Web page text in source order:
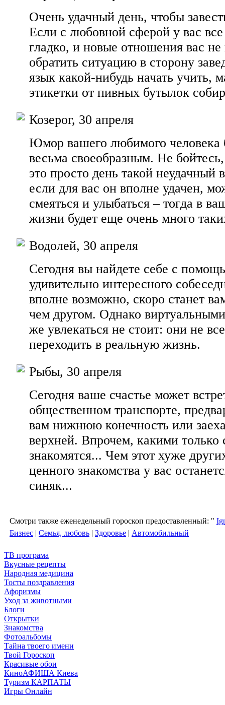
Очень удачный день, чтобы
Если с любовной сферой у вас
гладко, и новые отношения вас
обратить ситуацию в сторону
язык какой-нибудь начать учить,
этикетки от пивных бутылок
Козерог, 30 апреля
Юмор вашего любимого человека
весьма своеобразным. Не
это просто день такой неудачный
если для вас он вполне удачен,
смеяться и улыбаться – тогда в
жизни будет еще очень много
Водолей, 30 апреля
Сегодня вы найдете себе с
удивительно интересного
вполне возможно, скоро станет
чем другом. Однако
же увлекаться не стоит: они не
переходить в реальную жизнь.
Рыбы, 30 апреля
Сегодня ваше счастье может
общественном транспорте,
вам нижнюю конечность или
верхней. Впрочем, какими
знакомятся... Чем этот хуже
ценного знакомства у вас
синяк...
Смотри также еженедельный гороскоп предоставленный: "
Бизнес | Семья, любовь | Здоровье | Автомобильный
ТВ програма
Вкусные рецепты
Народная медицина
Тосты поздравления
Афоризмы
Уход за животными
Блоги
Открытки
Знакомства
Фотоальбомы
Тайна твоего имени
Твой Гороскоп
Красивые обои
КиноАФИША Киева
Туризм КАРПАТЫ
Игры Онлайн